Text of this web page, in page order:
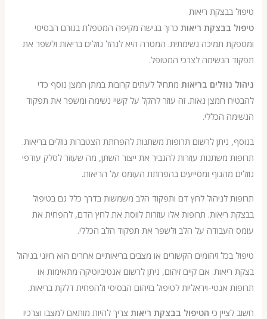
ריאות
בבצקת ריאותכרוך בגישה מקיפה המטפלת בגורם הבסיסי
תמיכה נשימתית. המטרה היא לנהל נוזלים בריאות ולשפר את
הנשימה לצרכי המטופל.
בריאותמתחיל לעתים קרובות במתן חמצן נוסף כדי
חמצן נאות. זה עוזר להקל על קשיי נשימה ומשפר את תפקוד
הכללי.
ניתן לרשום תרופות משתנות להפחתת הצטברות נוזלים בריאות.
משתנות עוזרות להגביר את ייצור השתן, מה שעוזר לסלק עודפי
מהגוף ומסייעים בהפחתת העומס על הריאות.
לניהול לחץ דם ותפקוד הלב משמשות בדרך כלל גם בטיפול
ריאות. תרופות אלו עוזרות לווסת את לחץ הדם, להפחית את
על הלב ולשפר את תפקוד הלב הכללי.
זיהומים הקשורים או מצבים בריאותיים אחרים הוא חיוני בניהול
אם קיים זיהום, ניתן לרשום אנטיביוטיקה מתאימות או
אנטי-ויראליות לטיפול בזיהום הבסיסי ולהפחית דלקת בריאות.
כיהטיפול בבצקת ריאותצריך להיות מותאם למצבו וצרכיו